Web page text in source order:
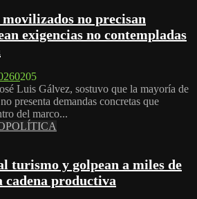
movilizados no precisan
exigencias no contempladas
0205
Luis Gálvez, sostuvo que la mayoría de
presenta demandas concretas que
del marco...
POLÍTICA
turismo y golpean a miles de
cadena productiva